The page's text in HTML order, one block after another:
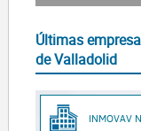
Últimas
de Valladolid
INMOVAV